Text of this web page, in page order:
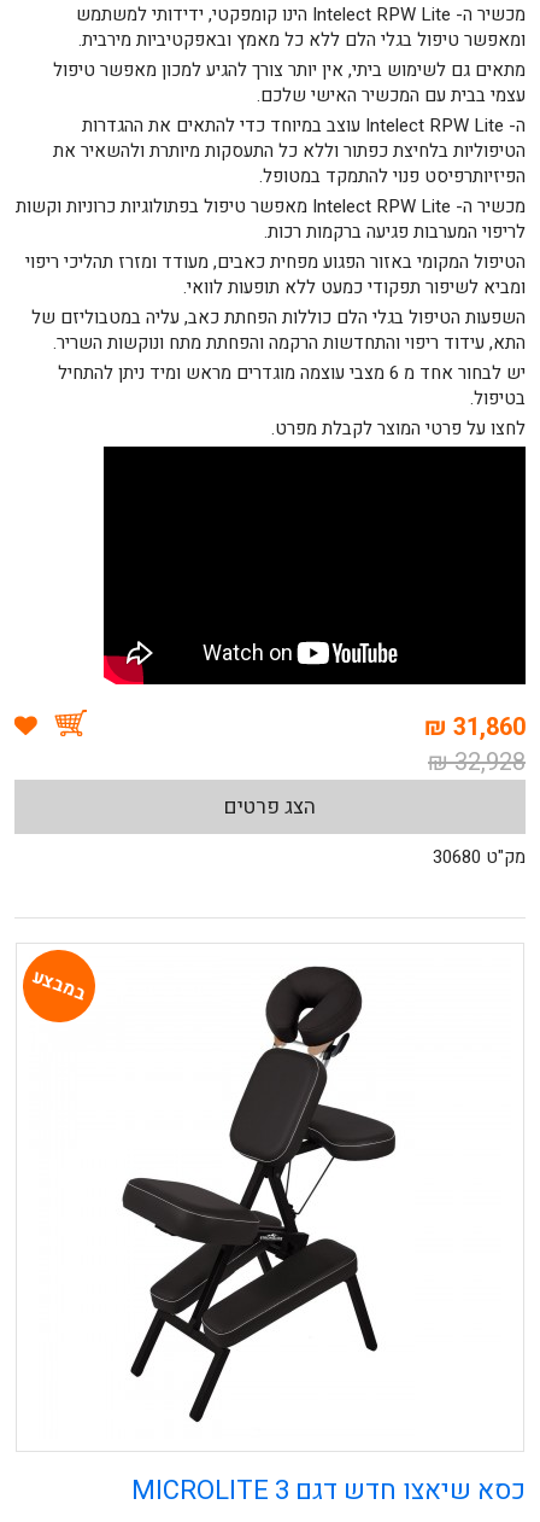
מכשיר ה- Intelect RPW Lite הינו קומפקטי, ידידותי למשתמש
ומאפשר טיפול בגלי הלם ללא כל מאמץ ובאפקטיביות מירבית.
מתאים גם לשימוש ביתי, אין יותר צורך להגיע למכון מאפשר טיפול
עצמי בבית עם המכשיר האישי שלכם.
ה- Intelect RPW Lite עוצב במיוחד כדי להתאים את ההגדרות
הטיפוליות בלחיצת כפתור וללא כל התעסקות מיותרת ולהשאיר את
הפיזיותרפיסט פנוי להתמקד במטופל.
מכשיר ה- Intelect RPW Lite מאפשר טיפול בפתולוגיות כרוניות וקשות
לריפוי המערבות פגיעה ברקמות רכות.
הטיפול המקומי באזור הפגוע מפחית כאבים, מעודד ומזרז תהליכי ריפוי
ומביא לשיפור תפקודי כמעט ללא תופעות לוואי.
השפעות הטיפול בגלי הלם כוללות הפחתת כאב, עליה במטבוליזם של
התא, עידוד ריפוי והתחדשות הרקמה והפחתת מתח ונוקשות השריר.
יש לבחור אחד מ 6 מצבי עוצמה מוגדרים מראש ומיד ניתן להתחיל
בטיפול.
לחצו על פרטי המוצר לקבלת מפרט.
31,860 ₪
32,928 ₪
הצג פרטים
מק"ט 30680
במבצע
כסא שיאצו חדש דגם MICROLITE 3